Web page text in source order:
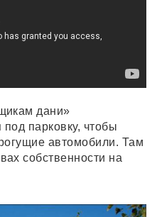
дани»
парковку, чтобы
автомобили. Там
собственности на